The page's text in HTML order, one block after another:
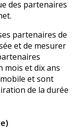
des partenaires
partenaires de
et de mesurer
et dix ans
et sont
de la durée